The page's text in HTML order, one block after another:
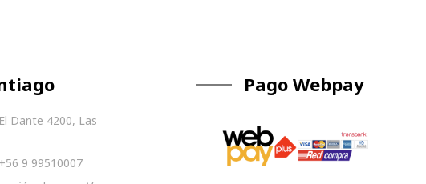
El Dante 4200, Las
+56 9 99510007
Pago Webpay